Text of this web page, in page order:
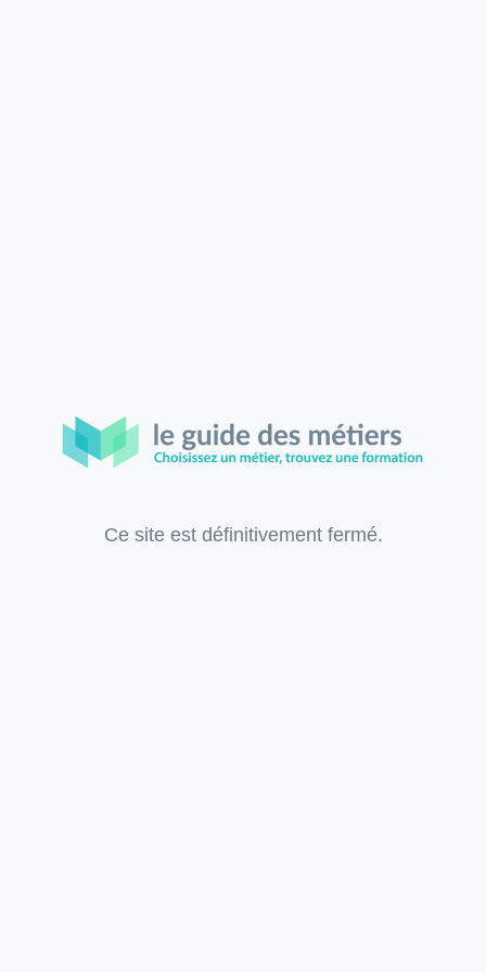
Ce site est définitivement fermé.